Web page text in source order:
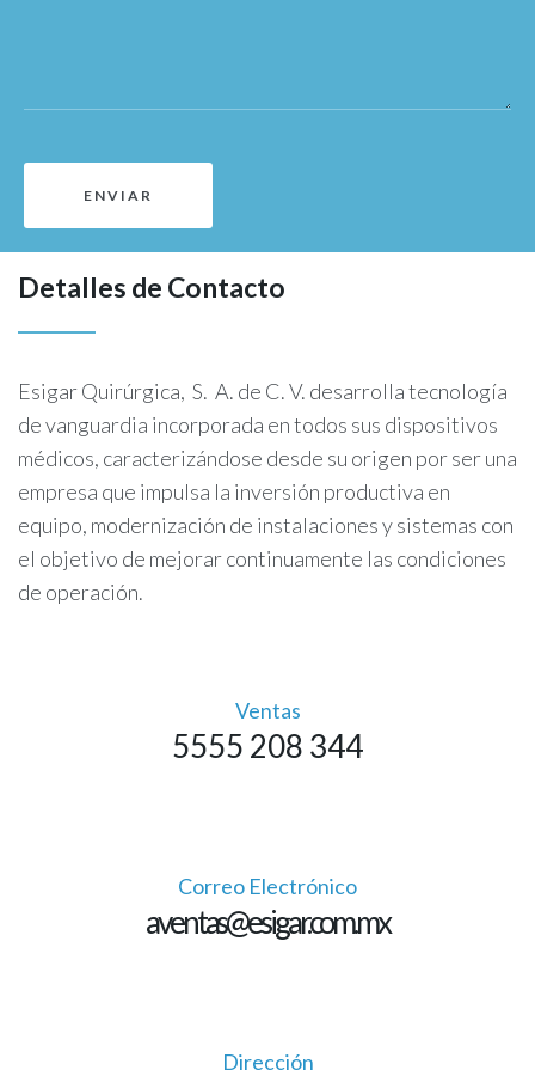
Detalles de Contacto
Esigar Quirúrgica, S. A. de C. V. desarrolla tecnología
de vanguardia incorporada en todos sus dispositivos
médicos, caracterizándose desde su origen por ser una
empresa que impulsa la inversión productiva en
equipo, modernización de instalaciones y sistemas con
el objetivo de mejorar continuamente las condiciones
de operación.
Ventas
5555 208 344
Correo Electrónico
aventas@esigar.com.mx
Dirección